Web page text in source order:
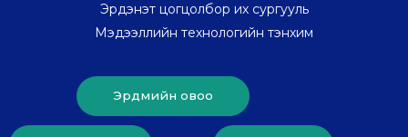
Эрдэнэт цогцолбор их сургууль
Мэдээллийн технологийн тэнхим
Эрдмийн овоо